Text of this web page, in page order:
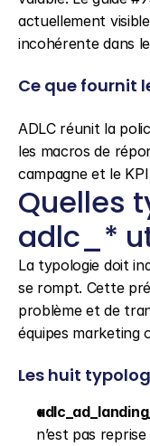
actuellement
incohérente dans
Ce que fournit
ADLC réunit la
les macros de
campagne et le KPI
Quelles
adlc_*
La typologie doit
se rompt. Cette
problème et de
équipes marketing
Les huit
n’est pas